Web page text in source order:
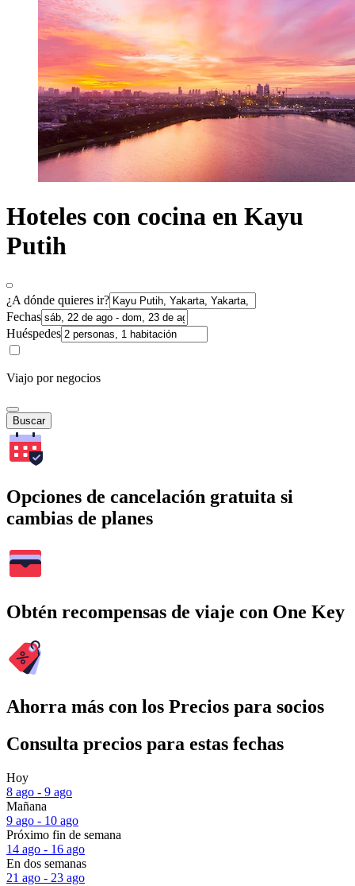
Hoteles con cocina en Kayu
Putih
¿A dónde quieres ir?
Fechas
Huéspedes
Viajo por negocios
Buscar
Opciones de cancelación gratuita si
cambias de planes
Obtén recompensas de viaje con One Key
Ahorra más con los Precios para socios
Consulta precios para estas fechas
Hoy
8 ago - 9 ago
Mañana
9 ago - 10 ago
Próximo fin de semana
14 ago - 16 ago
En dos semanas
21 ago - 23 ago